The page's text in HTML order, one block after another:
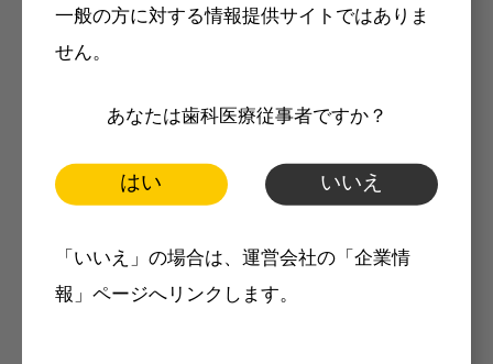
一般の方に対する情報提供サイトではありま
せん。
あなたは歯科医療従事者ですか？
はい いいえ
「いいえ」の場合は、運営会社の「企業情
報」ページへリンクします。
メリット
製品価格も閲覧可能